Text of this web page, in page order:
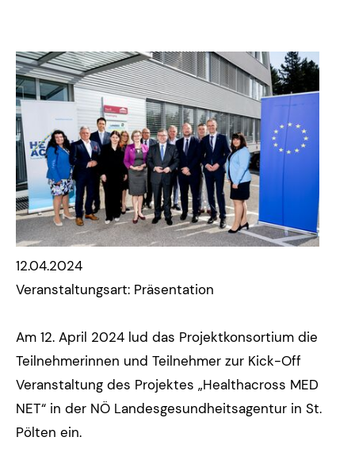
12.04.2024
Veranstaltungsart: Präsentation
Am 12. April 2024 lud das Projektkonsortium die
Teilnehmerinnen und Teilnehmer zur Kick-Off
Veranstaltung des Projektes „Healthacross MED
NET“ in der NÖ Landesgesundheitsagentur in St.
Pölten ein.